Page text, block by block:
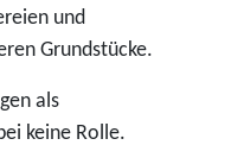
und
Grundstücke.
als
keine Rolle.